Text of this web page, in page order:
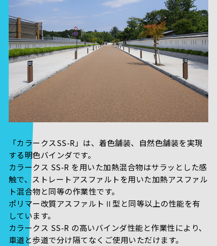
「カラークスSS-R」は、着色舗装、自然色舗装を実現
する明色バインダです。
カラークス SS-R を用いた加熱混合物はサラッとした感
触で、ストレートアスファルトを用いた加熱アスファル
ト混合物と同等の作業性です。
ポリマー改質アスファルトⅡ型と同等以上の性能を有
しています。
カラークス SS-R の高いバインダ性能と作業性により、
車道と歩道で分け隔てなくご使用いただけます。